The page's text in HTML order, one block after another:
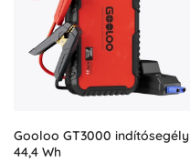
Gooloo GT3000 indítósegély
44,4 Wh